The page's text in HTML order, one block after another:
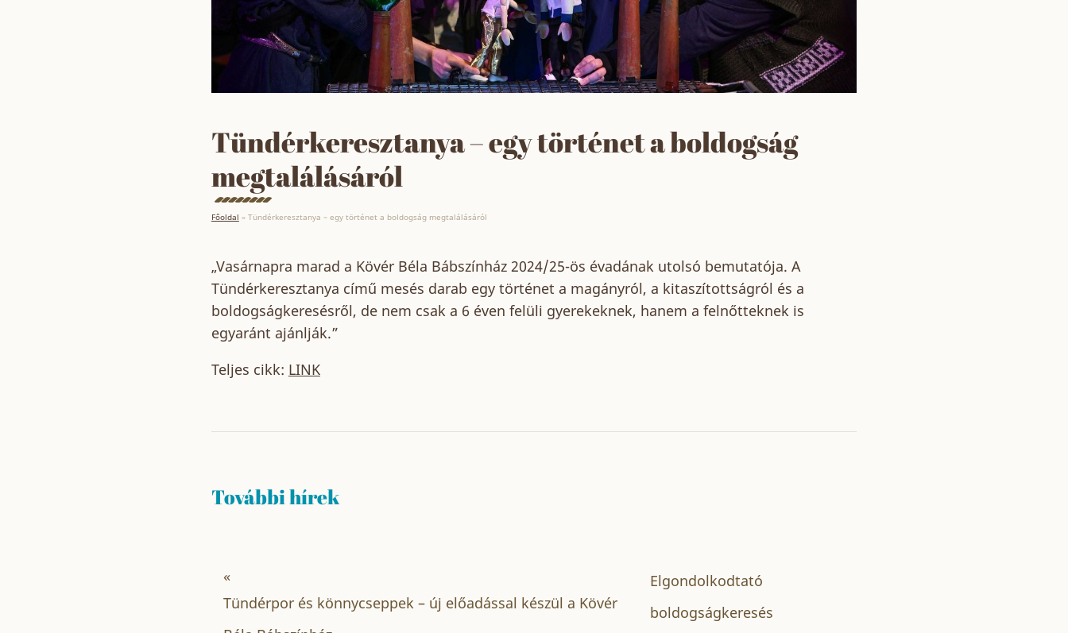
Tündérkeresztanya – egy történet a boldogság
megtalálásáról
Főoldal » Tündérkeresztanya – egy történet a boldogság megtalálásáról
„Vasárnapra marad a Kövér Béla Bábszínház 2024/25-ös évadának utolsó bemutatója. A
Tündérkeresztanya című mesés darab egy történet a magányról, a kitaszítottságról és a
boldogságkeresésről, de nem csak a 6 éven felüli gyerekeknek, hanem a felnőtteknek is
egyaránt ajánlják.”
Teljes cikk: LINK
További hírek
«
Tündérpor és könnycseppek – új előadással készül a Kövér
Elgondolkodtató
boldogságkeresés